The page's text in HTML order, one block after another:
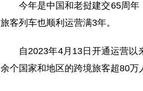
今年是中国和老挝建交65周
旅客列车也顺利运营满3年。
自2023年4月13日开通运营
余个国家和地区的跨境旅客超80万